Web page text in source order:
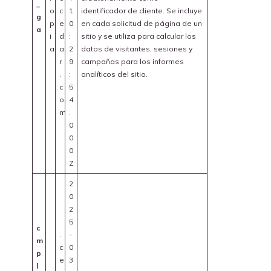
g
a
o
p
i
a
c
e
d
a
r
c
o
m
1
0
:
2
9
:
5
4
0
0
0
Z
identificador de cliente. Se incluye
en cada solicitud de página de un
sitio y se utiliza para calcular los
datos de visitantes, sesiones y
campañas para los informes
analíticos del sitio.
c
m
p
l
c
e
2
0
2
5
-
0
3